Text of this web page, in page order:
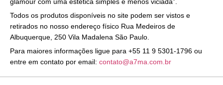
Todos os produtos disponíveis no site podem ser vistos e
retirados no nosso endereço físico Rua Medeiros de
Albuquerque, 250 Vila Madalena São Paulo.
Para maiores informações ligue para +55 11 9 5301-1796 ou
entre em contato por email: contato@a7ma.com.br